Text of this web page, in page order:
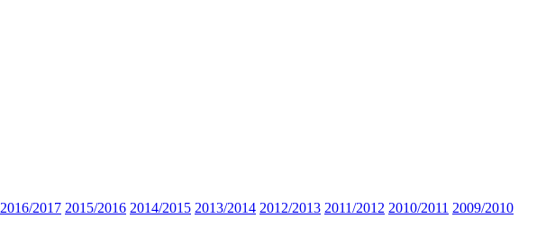
2016/2017 2015/2016 2014/2015 2013/2014 2012/2013 2011/2012 2010/2011 2009/2010